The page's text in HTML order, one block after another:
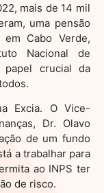
mais de 14 mil
uma pensão
Cabo Verde,
Nacional de
papel crucial da
Excia. O Vice-
Dr. Olavo
de um fundo
a trabalhar para
ao INPS ter
de risco.